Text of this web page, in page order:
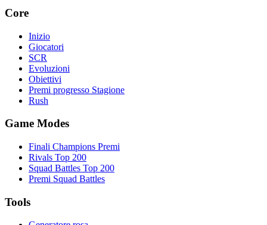
Core
Inizio
Giocatori
SCR
Evoluzioni
Obiettivi
Premi progresso Stagione
Rush
Game Modes
Finali Champions Premi
Rivals Top 200
Squad Battles Top 200
Premi Squad Battles
Tools